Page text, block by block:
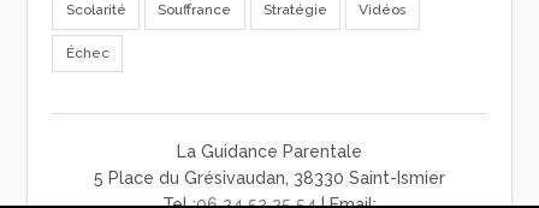
Scolarité Souffrance Stratégie Vidéos
Échec
La Guidance Parentale
5 Place du Grésivaudan, 38330 Saint-Ismier